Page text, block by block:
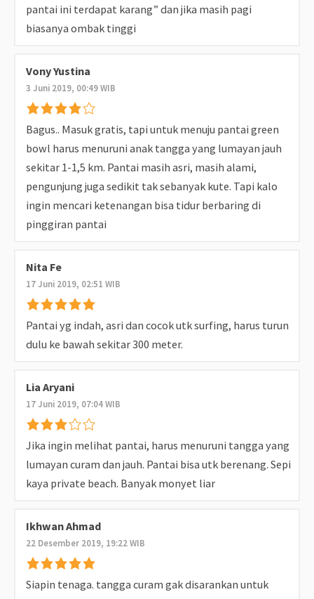
pantai ini terdapat karang” dan jika masih pagi
biasanya ombak tinggi
Vony Yustina
3 Juni 2019, 00:49 WIB
Bagus.. Masuk gratis, tapi untuk menuju pantai green
bowl harus menuruni anak tangga yang lumayan jauh
sekitar 1-1,5 km. Pantai masih asri, masih alami,
pengunjung juga sedikit tak sebanyak kute. Tapi kalo
ingin mencari ketenangan bisa tidur berbaring di
pinggiran pantai
Nita Fe
17 Juni 2019, 02:51 WIB
Pantai yg indah, asri dan cocok utk surfing, harus turun
dulu ke bawah sekitar 300 meter.
Lia Aryani
17 Juni 2019, 07:04 WIB
Jika ingin melihat pantai, harus menuruni tangga yang
lumayan curam dan jauh. Pantai bisa utk berenang. Sepi
kaya private beach. Banyak monyet liar
Ikhwan Ahmad
22 Desember 2019, 19:22 WIB
Siapin tenaga. tangga curam gak disarankan untuk